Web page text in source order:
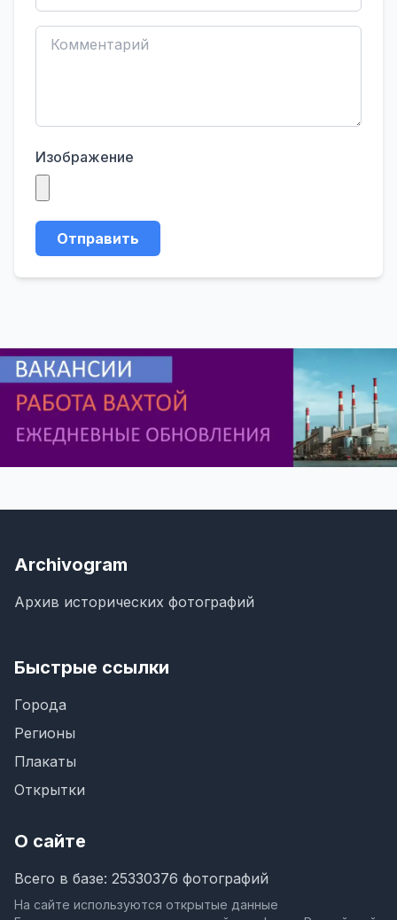
Изображение
Отправить
Archivogram
Архив исторических фотографий
Быстрые ссылки
Города
Регионы
Плакаты
Открытки
О сайте
Всего в базе: 25330376 фотографий
На сайте используются открытые данные